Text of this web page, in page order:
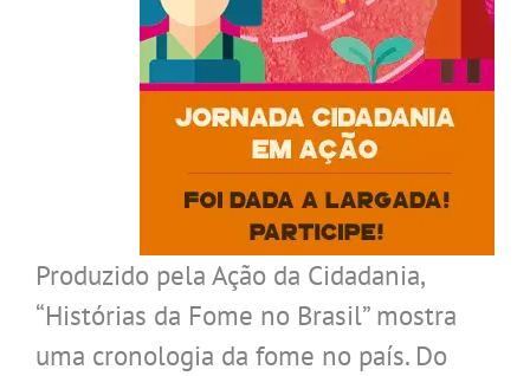
Produzido pela Ação da Cidadania,
“Histórias da Fome no Brasil” mostra
uma cronologia da fome no país. Do